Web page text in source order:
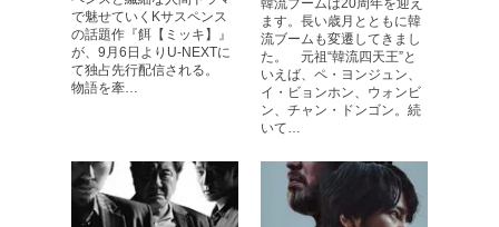
で魅せていくKサスペンス
の話題作『餌【ミッキ】』
が、9月6日よりU-NEXTに
て独占先行配信される。
物語を牽…
韓流ブームは20周年を迎え
ます。長い歳月とともに韓
流ブームも変遷してきまし
た。 元祖“韓流四天王”と
いえば、ペ・ヨンジュン、
イ・ビョンホン、ウォンビ
ン、チャン・ドンゴン。続
いて…